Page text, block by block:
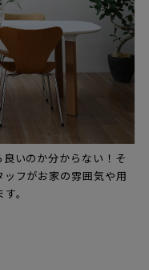
いのか分からない！そ
フがお家の雰囲気や用
。